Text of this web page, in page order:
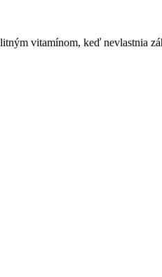
vitamínom, keď nevlastnia